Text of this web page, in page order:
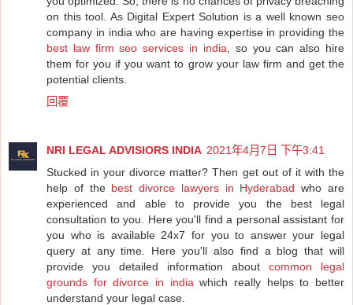
on this tool. As Digital Expert Solution is a well known seo
company in india who are having expertise in providing the
best law firm seo services in india , so you can also hire
them for you if you want to grow your law firm and get the
potential clients.
回覆
NRI LEGAL ADVISIORS INDIA 2021年4月7日 下午3:41
Stucked in your divorce matter? Then get out of it with the
help of the best divorce lawyers in Hyderabad who are
experienced and able to provide you the best legal
consultation to you. Here you'll find a personal assistant for
you who is available 24x7 for you to answer your legal
query at any time. Here you'll also find a blog that will
provide you detailed information about common legal
grounds for divorce in india which really helps to better
understand your legal case.